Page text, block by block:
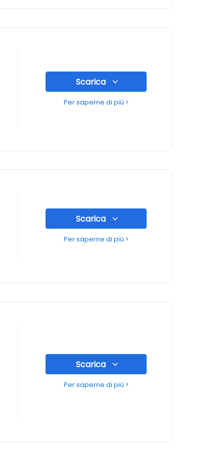
Scarica
Per saperne di più >
Scarica
Per saperne di più >
Scarica
Per saperne di più >